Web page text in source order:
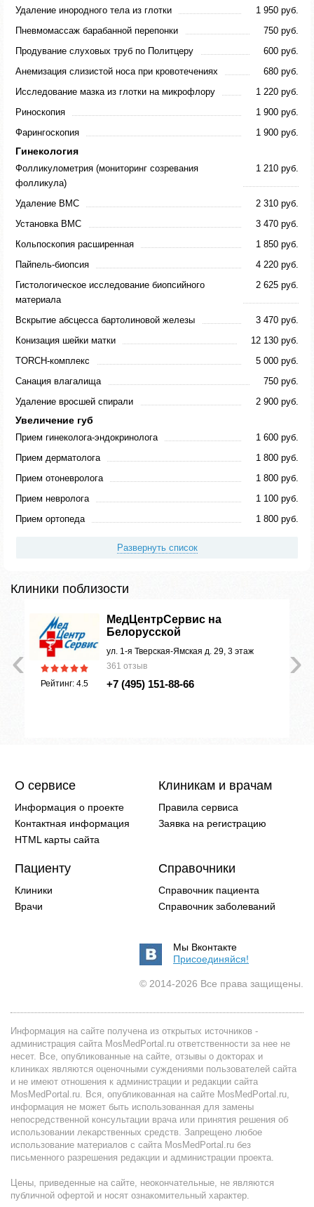
Удаление инородного тела из глотки
1 950 руб.
Пневмомассаж барабанной перепонки
750 руб.
Продувание слуховых труб по Политцеру
600 руб.
Анемизация слизистой носа при кровотечениях
680 руб.
Исследование мазка из глотки на микрофлору
1 220 руб.
Риноскопия
1 900 руб.
Фарингоскопия
1 900 руб.
Гинекология
Фолликулометрия (мониторинг созревания
фолликула)
1 210 руб.
Удаление ВМС
2 310 руб.
Установка ВМС
3 470 руб.
Кольпоскопия расширенная
1 850 руб.
Пайпель-биопсия
4 220 руб.
Гистологическое исследование биопсийного
материала
2 625 руб.
Вскрытие абсцесса бартолиновой железы
3 470 руб.
Конизация шейки матки
12 130 руб.
TORCH-комплекс
5 000 руб.
Санация влагалища
750 руб.
Удаление вросшей спирали
2 900 руб.
Увеличение губ
Прием гинеколога-эндокринолога
1 600 руб.
Прием дерматолога
1 800 руб.
Прием отоневролога
1 800 руб.
Прием невролога
1 100 руб.
Прием ортопеда
1 800 руб.
Развернуть список
Клиники поблизости
›
‹ Рейтинг: 4.5
МедЦентрСервис на
Белорусской
ул. 1-я Тверская-Ямская д. 29, 3 этаж
361 отзыв
+7 (495) 151-88-66
О сервисе
Информация о проекте
Контактная информация
HTML карты сайта
Клиникам и врачам
Правила сервиса
Заявка на регистрацию
Пациенту
Клиники
Врачи
Справочники
Справочник пациента
Справочник заболеваний
Мы Вконтакте
Присоединяйся!
© 2014-2026 Все права защищены.
Информация на сайте получена из открытых источников -
администрация сайта MosMedPortal.ru ответственности за нее не
несет. Все, опубликованные на сайте, отзывы о докторах и
клиниках являются оценочными суждениями пользователей сайта
и не имеют отношения к администрации и редакции сайта
MosMedPortal.ru. Вся, опубликованная на сайте MosMedPortal.ru,
информация не может быть использованная для замены
непосредственной консультации врача или принятия решения об
использовании лекарственных средств. Запрещено любое
использование материалов с сайта MosMedPortal.ru без
письменного разрешения редакции и администрации проекта.
Цены, приведенные на сайте, неокончательные, не являются
публичной офертой и носят ознакомительный характер.